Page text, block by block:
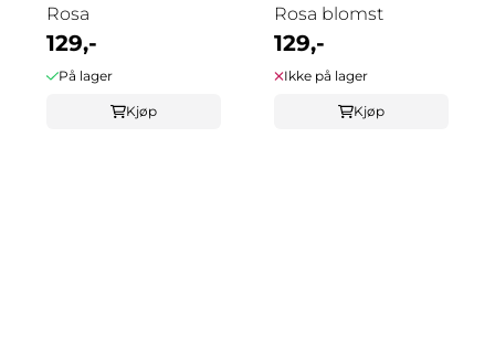
Rosa
129,-
På lager
Kjøp
Rosa blomst
129,-
Ikke på lager
Kjøp